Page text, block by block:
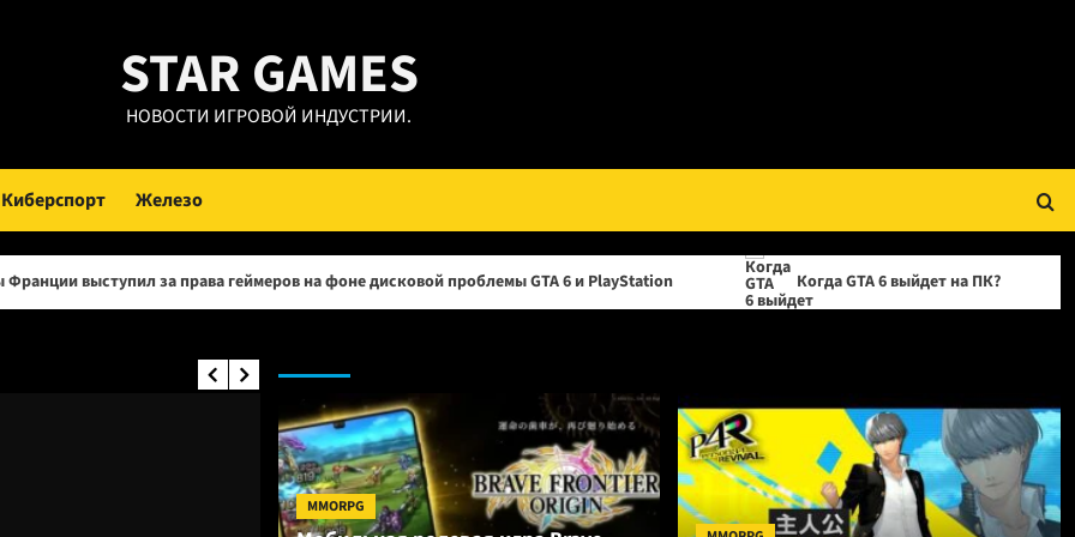
STAR GAMES
НОВОСТИ ИГРОВОЙ ИНДУСТРИИ.
Киберспорт Железо
за права геймеров на фоне дисковой проблемы GTA 6 и PlayStation Когда GTA 6 выйдет на ПК? OPPO
MMORPG